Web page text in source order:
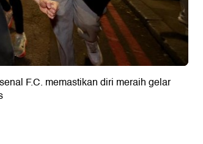
F.C. memastikan diri meraih gelar